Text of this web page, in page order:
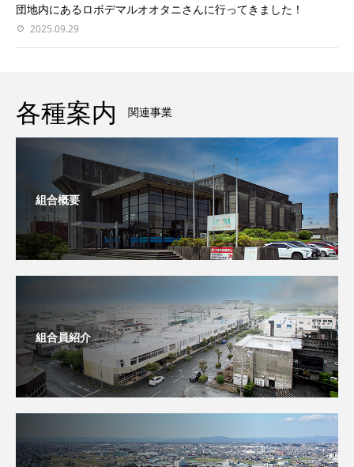
団地内にあるロボデマルオオタニさんに行ってきました！
2025.09.29
各種案内 関連事業
組合概要
組合員紹介